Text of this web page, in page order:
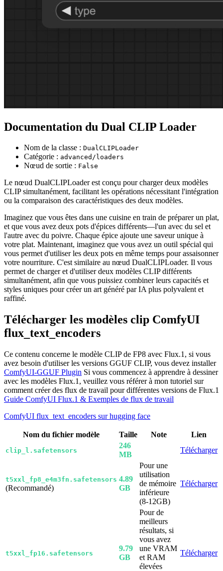
Documentation du Dual CLIP Loader
Nom de la classe : DualCLIPLoader
Catégorie : advanced/loaders
Nœud de sortie : False
Le nœud DualCLIPLoader est conçu pour charger deux modèles
CLIP simultanément, facilitant les opérations nécessitant l'intégration
ou la comparaison des caractéristiques des deux modèles.
Imaginez que vous êtes dans une cuisine en train de préparer un plat,
et que vous avez deux pots d'épices différents—l'un avec du sel et
l'autre avec du poivre. Chaque épice ajoute une saveur unique à
votre plat. Maintenant, imaginez que vous avez un outil spécial qui
vous permet d'utiliser les deux pots en même temps pour assaisonner
votre nourriture. C'est similaire au nœud DualCLIPLoader. Il vous
permet de charger et d'utiliser deux modèles CLIP différents
simultanément, afin que vous puissiez combiner leurs capacités et
styles uniques pour créer un art généré par IA plus polyvalent et
raffiné.
Télécharger les modèles clip ComfyUI
flux_text_encoders
Ce contenu concerne le modèle CLIP de FP8 avec Flux.1, si vous
avez besoin d'utiliser les versions GGUF CLIP, vous devez installer
ComfyUI-GGUF Plugin Si vous commencez à apprendre à dessiner
avec les modèles Flux.1, veuillez vous référer à mon tutoriel sur
comment créer des flux de travail pour différentes versions de Flux.1
Guide ComfyUI Flux.1 & Exemples de flux de travail
ComfyUI flux_text_encoders sur hugging face
Nom du fichier modèle Taille Note Lien
clip_l.safetensors
246
MB
Télécharger
t5xxl_fp8_e4m3fn.safetensors
(Recommandé)
4.89
GB
Pour une
utilisation
de mémoire
inférieure
(8-12GB)
Télécharger
t5xxl_fp16.safetensors
9.79
GB
Pour de
meilleurs
résultats, si
vous avez
une VRAM
et RAM
élevées
Télécharger